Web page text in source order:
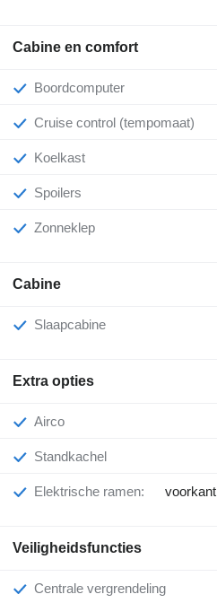
Cabine en comfort
Boordcomputer
Cruise control (tempomaat)
Koelkast
Spoilers
Zonneklep
Cabine
Slaapcabine
Extra opties
Airco
Standkachel
Elektrische ramen: voorkant
Veiligheidsfuncties
Centrale vergrendeling